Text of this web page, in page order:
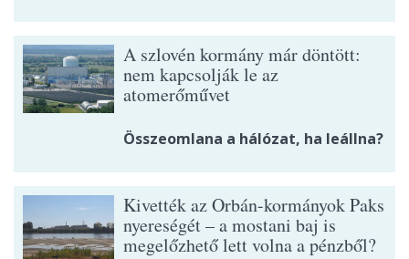
A szlovén kormány már döntött:
nem kapcsolják le az
atomerőművet
Összeomlana a hálózat, ha leállna?
Kivették az Orbán-kormányok Paks
nyereségét – a mostani baj is
megelőzhető lett volna a pénzből?